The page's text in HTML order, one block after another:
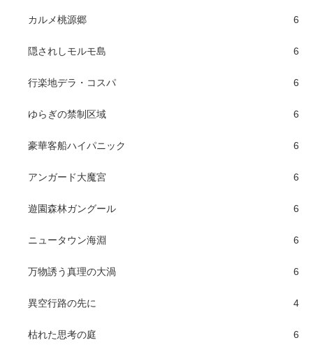
カルメ桃源郷 6
隠されしモルモ島 6
行楽地デラ・コスパ 6
ゆらぎの禁制区域 6
豪華客船ハイパニック 6
アンガード大魔宮 6
遊園森林ガングール 6
ニュータウン海淵 6
万物誘う真理の大渦 6
異空行路の先に 4
枯れた思考の庭 6